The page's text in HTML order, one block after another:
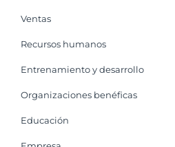
Ventas
Recursos humanos
Entrenamiento y desarrollo
Organizaciones benéficas
Educación